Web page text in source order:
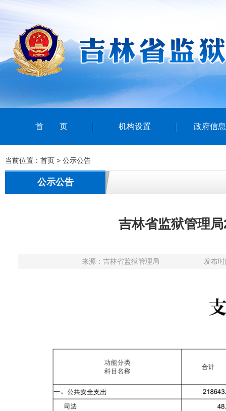
首页 机构设置 政府信
当前位置： 首页 > 公示公告
公示公告
吉林省监狱管理
来源：吉林省监狱管理局 发布